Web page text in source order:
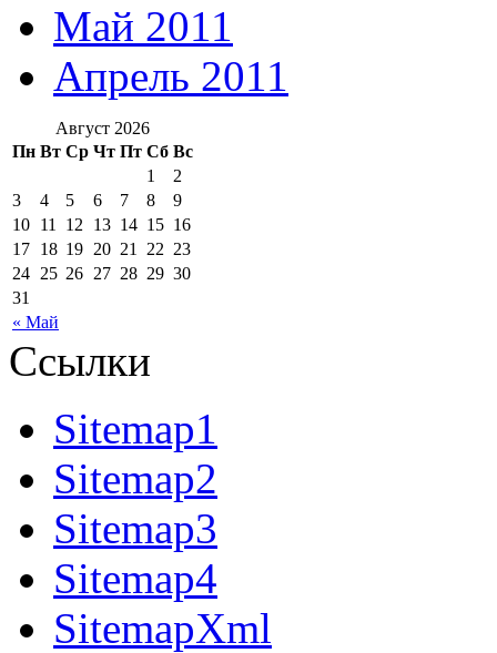
Май 2011
Апрель 2011
Август 2026
Пн Вт Ср Чт Пт Сб Вс
« Май
1
2
3
4 5 6 7 8
9
10 11 12 13 14 15 16
17 18 19 20 21 22 23
24 25 26 27 28 29 30
31
Ссылки
Sitemap1
Sitemap2
Sitemap3
Sitemap4
SitemapXml